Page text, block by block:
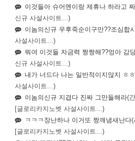
이것들아 슈어멘이랑 제휴나 하라고
신규 사설사이트…)
이놈의신규 우후죽순이구만??조심합
사설사이트…)
뭐여 이것들 자금력 짱짱해??엉아 감
신규 사설사이트…)
내가 너드다 나는 일반적이지않지 ㅎㅎ
사설사이트…)
이놈의신규 지겹다 진짜 그만들해라(
[글로리카지노벳 사설사이트…)
ㅋㅋㅋ장난하나 이거또 짱깨냄새난다(
[글로리카지노벳 사설사이트…)